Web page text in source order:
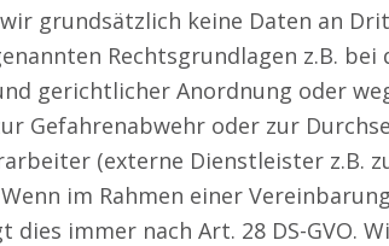
grundsätzlich keine Daten an
Rechtsgrundlagen z.B.
gerichtlicher Anordnung oder
Gefahrenabwehr oder zur
(externe Dienstleister z.B.
im Rahmen einer
immer nach Art. 28 DS-GVO.